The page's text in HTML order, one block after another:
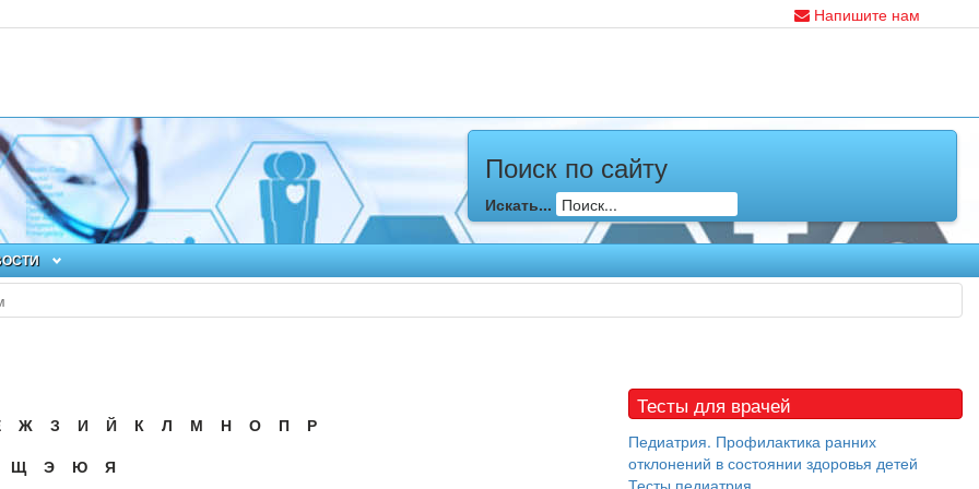
Напишите нам
Поиск по сайту
Искать...
Ж З И Й К Л М Н О П
Р
Щ Э Ю Я
Тесты для врачей
Педиатрия. Профилактика ранних
отклонений в состоянии здоровья детей
Тесты педиатрия